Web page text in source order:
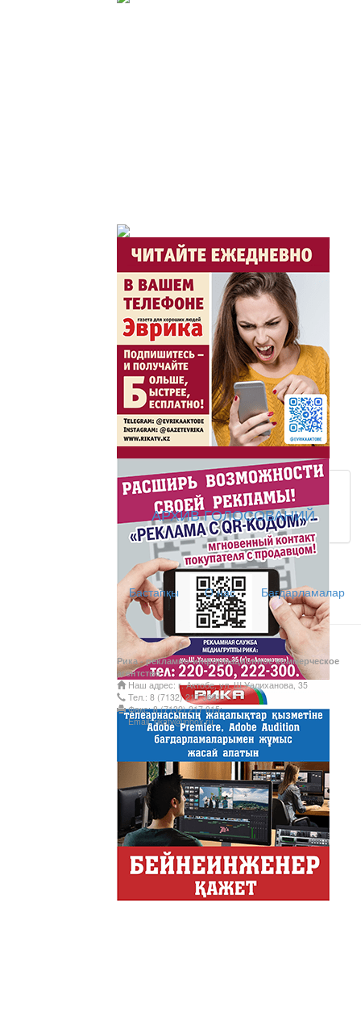
важная для зрителей ...
Скажем НЕТ
Жаңа әліпбиді бірге
Жаңа әліпбиді бірге
Латын әліпбиі -
Ты прекрасна! С
АНТИХАЙП
Хайп – это шумиха,
телезрителями и
Деловые новости
Обзор событий деловой
Казахстана.
Құмсағат
"Құмсағат" - апта бойы
Только факты
Программа «Только
неделе в ...
Твое Утро
Твое Утро
Декоративные
АРХИВ ГОЛОСОВАНИЙ
Бастапқы О нас Бағдарламалар
Рика - рекламно-информационное коммерческое
агентство
Наш адрес: г. Актобе, ул. Ш.Уалиханова, 35
Тел.: 8 (7132) 217 366;
Факс: 8 (7132) 217 015;
Email: rikatv@inbox.ru